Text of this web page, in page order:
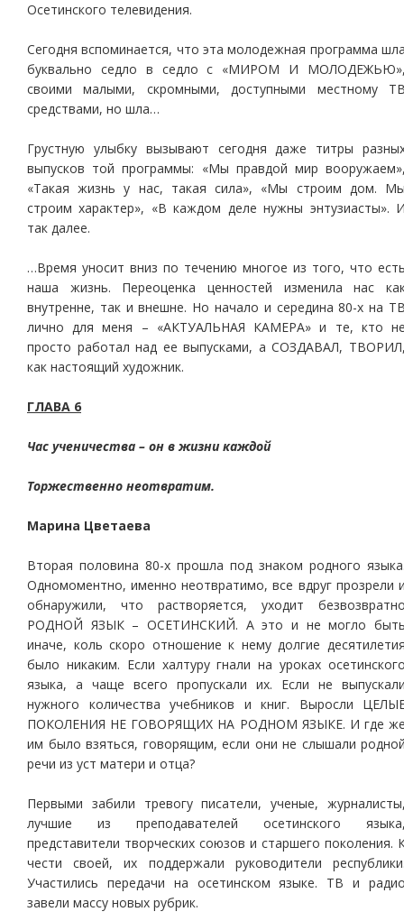
Осетинского телевидения.
Сегодня вспоминается, что эта молодежная программа
буквально седло в седло с «МИРОМ И
своими малыми, скромными, доступными местному
средствами, но шла…
Грустную улыбку вызывают сегодня даже титры
выпусков той программы: «Мы правдой мир
«Такая жизнь у нас, такая сила», «Мы строим дом.
строим характер», «В каждом деле нужны энтузиасты».
так далее.
…Время уносит вниз по течению многое из того, что
наша жизнь. Переоценка ценностей изменила нас
внутренне, так и внешне. Но начало и середина 80-х на
лично для меня – «АКТУАЛЬНАЯ КАМЕРА» и те, кто
просто работал над ее выпусками, а СОЗДАВАЛ,
как настоящий художник.
ГЛАВА 6
Час ученичества – он в жизни каждой
Торжественно неотвратим.
Марина Цветаева
Вторая половина 80-х прошла под знаком родного
Одномоментно, именно неотвратимо, все вдруг прозрели
обнаружили, что растворяется, уходит
РОДНОЙ ЯЗЫК – ОСЕТИНСКИЙ. А это и не могло
иначе, коль скоро отношение к нему долгие
было никаким. Если халтуру гнали на уроках
языка, а чаще всего пропускали их. Если не
нужного количества учебников и книг. Выросли
ПОКОЛЕНИЯ НЕ ГОВОРЯЩИХ НА РОДНОМ ЯЗЫКЕ. И где
им было взяться, говорящим, если они не слышали
речи из уст матери и отца?
Первыми забили тревогу писатели, ученые,
лучшие из преподавателей осетинского
представители творческих союзов и старшего поколения.
чести своей, их поддержали руководители
Участились передачи на осетинском языке. ТВ и
завели массу новых рубрик.